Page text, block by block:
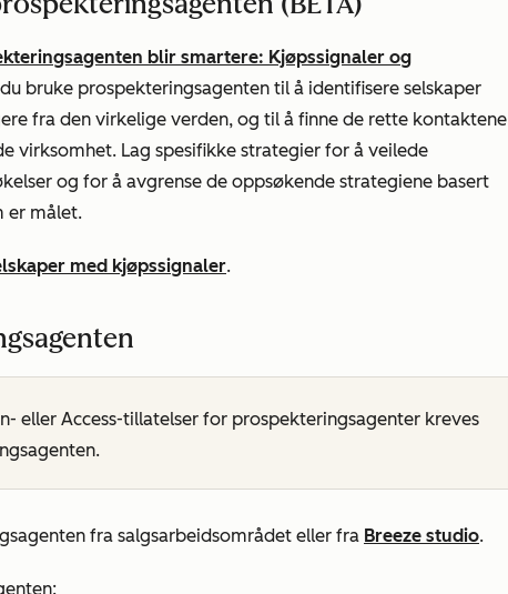
blir smartere: Kjøpssignaler og
bruke prospekteringsagenten til å identifisere selskaper
fra den virkelige verden, og til å finne de rette kontaktene
virksomhet. Lag spesifikke strategier for å veilede
og for å avgrense de oppsøkende strategiene basert
er målet.
med kjøpssignaler.
eller Access-tillatelser for prospekteringsagenter kreves
fra salgsarbeidsområdet eller fra Breeze studio.